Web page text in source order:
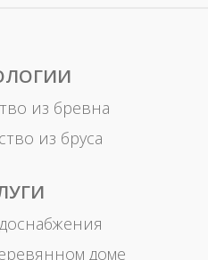
из бревна
из бруса
доме